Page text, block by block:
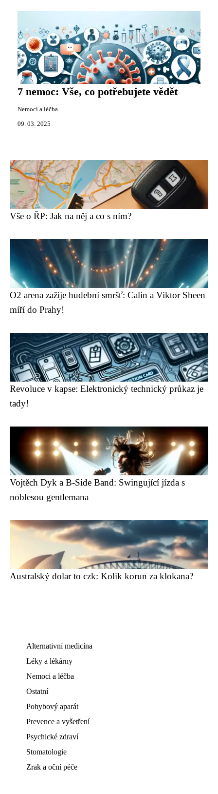
7 nemoc: Vše, co potřebujete vědět
Nemoci a léčba
09. 03. 2025
Vše o ŘP: Jak na něj a co s ním?
O2 arena zažije hudební smršť: Calin a Viktor Sheen
míří do Prahy!
Revoluce v kapse: Elektronický technický průkaz je
tady!
Vojtěch Dyk a B-Side Band: Swingující jízda s
noblesou gentlemana
Australský dolar to czk: Kolik korun za klokana?
Alternativní medicína
Léky a lékárny
Nemoci a léčba
Ostatní
Pohybový aparát
Prevence a vyšetření
Psychické zdraví
Stomatologie
Zrak a oční péče